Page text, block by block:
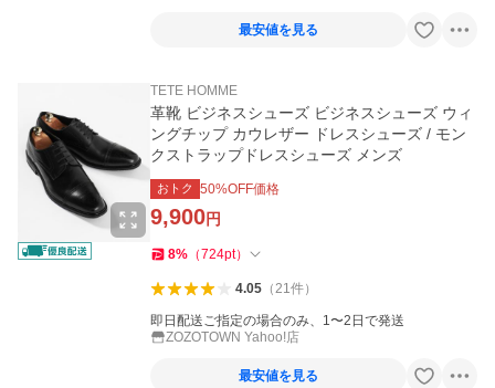
最安値を見る
TETE HOMME
革靴 ビジネスシューズ ビジネスシューズ ウィ
ングチップ カウレザー ドレスシューズ / モン
クストラップドレスシューズ メンズ
おトク 50%OFF価格
9,900円
8% （724pt）
4.05（21件）
即日配送ご指定の場合のみ、1〜2日で発送
ZOZOTOWN Yahoo!店
最安値を見る